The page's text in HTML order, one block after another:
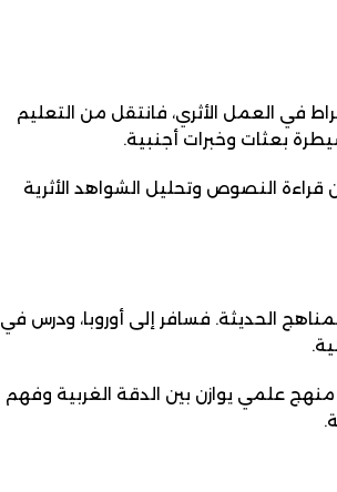
في العمل الأثري، فانتقل من التعليم
بعثات وخبرات أجنبية.
النصوص وتحليل الشواهد الأثرية
الحديثة. فسافر إلى أوروبا، ودرس في
منهج علمي يوازن بين الدقة الغربية وفهم